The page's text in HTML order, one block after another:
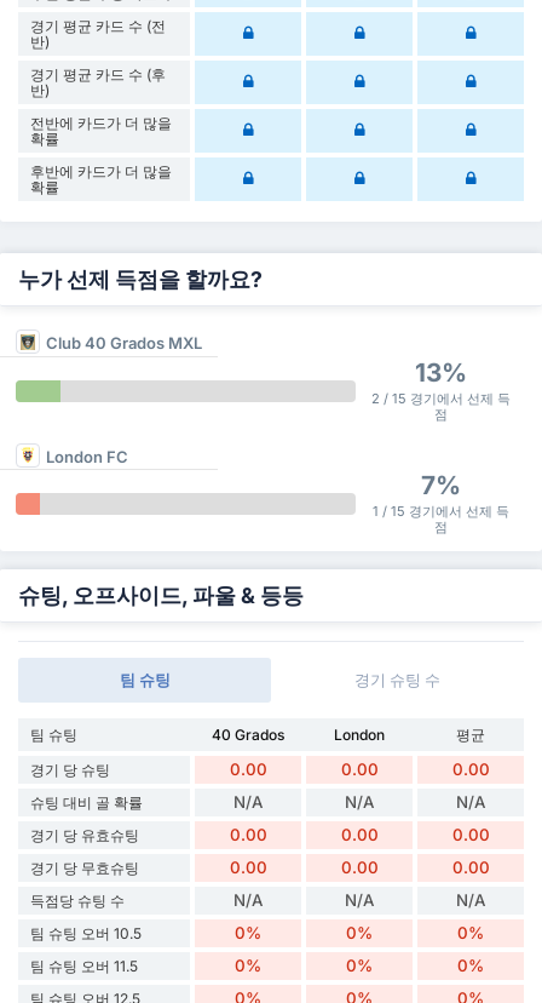
경기 평균 카드 수 (전
반)
경기 평균 카드 수 (후
반)
전반에 카드가 더 많을
확률
후반에 카드가 더 많을
확률
누가 선제 득점을 할까요?
Club 40 Grados MXL
13%
2 / 15 경기에서 선제 득
점
London FC
7%
1 / 15 경기에서 선제 득
점
슈팅, 오프사이드, 파울 & 등등
팀 슈팅 경기 슈팅 수
팀 슈팅 40 Grados London
평균
경기 당 슈팅
0.00 0.00 0.00
슈팅 대비 골 확률 N/A N/A N/A
경기 당 유효슈팅 0.00 0.00 0.00
경기 당 무효슈팅 0.00 0.00 0.00
득점당 슈팅 수 N/A N/A N/A
팀 슈팅 오버 10.5 0% 0% 0%
팀 슈팅 오버 11.5 0% 0% 0%
팀 슈팅 오버 12.5 0% 0% 0%